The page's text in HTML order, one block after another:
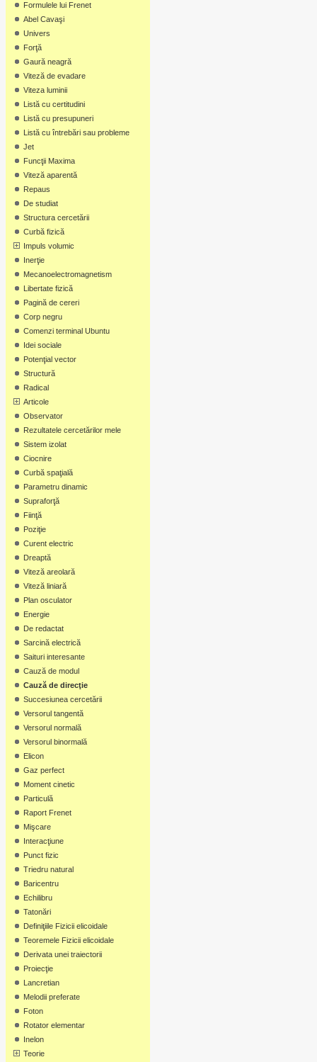
Formulele lui Frenet
Abel Cavaşi
Univers
Forţă
Gaură neagră
Viteză de evadare
Viteza luminii
Listă cu certitudini
Listă cu presupuneri
Listă cu întrebări sau probleme
Jet
Funcţii Maxima
Viteză aparentă
Repaus
De studiat
Structura cercetării
Curbă fizică
Impuls volumic
Inerţie
Mecanoelectromagnetism
Libertate fizică
Pagină de cereri
Corp negru
Comenzi terminal Ubuntu
Idei sociale
Potenţial vector
Structură
Radical
Articole
Observator
Rezultatele cercetărilor mele
Sistem izolat
Ciocnire
Curbă spaţială
Parametru dinamic
Supraforţă
Fiinţă
Poziţie
Curent electric
Dreaptă
Viteză areolară
Viteză liniară
Plan osculator
Energie
De redactat
Sarcină electrică
Saituri interesante
Cauză de modul
Cauză de direcţie
Succesiunea cercetării
Versorul tangentă
Versorul normală
Versorul binormală
Elicon
Gaz perfect
Moment cinetic
Particulă
Raport Frenet
Mişcare
Interacţiune
Punct fizic
Triedru natural
Baricentru
Echilibru
Tatonări
Definiţiile Fizicii elicoidale
Teoremele Fizicii elicoidale
Derivata unei traiectorii
Proiecţie
Lancretian
Melodii preferate
Foton
Rotator elementar
Inelon
Teorie